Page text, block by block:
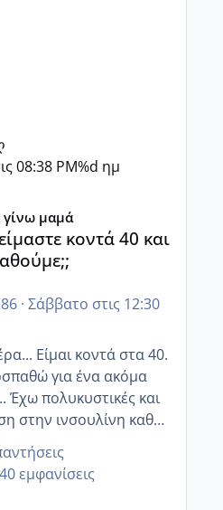
08:38 PM%d ημ
40 και προσπαθούμε;;
μαμά
κοντά 40 και
· Σάββατο στις 12:30
Είμαι κοντά στα 40.
για ένα ακόμα
στην ινσουλίνη καθώς
Έχω λίγα κιλά
και όσο κ αν
δεν χάνω εύκολα!
εμφανίσεις